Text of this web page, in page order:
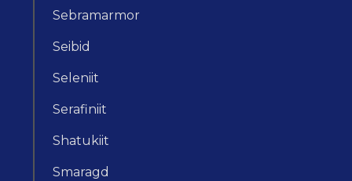
Sebramarmor
Seibid
Seleniit
Serafiniit
Shatukiit
Smaragd